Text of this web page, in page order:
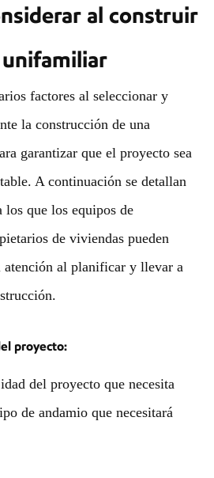
al construir
factores al seleccionar y
la construcción de una
garantizar que el proyecto sea
A continuación se detallan
los que los equipos de
de viviendas pueden
atención al planificar y llevar a
proyecto:
del proyecto que necesita
de andamio que necesitará